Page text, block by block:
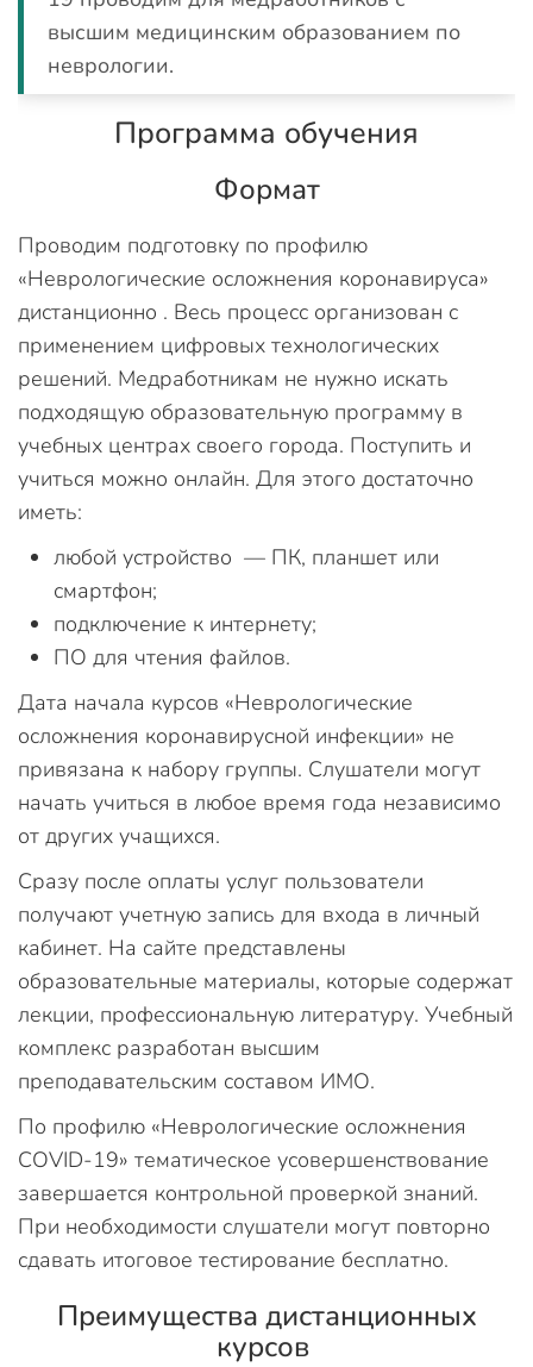
высшим медицинским образованием по
неврологии.
Программа обучения
Формат
Проводим подготовку по профилю
«Неврологические осложнения коронавируса»
дистанционно . Весь процесс организован с
применением цифровых технологических
решений. Медработникам не нужно искать
подходящую образовательную программу в
учебных центрах своего города. Поступить и
учиться можно онлайн. Для этого достаточно
иметь:
любой устройство — ПК, планшет или
смартфон;
подключение к интернету;
ПО для чтения файлов.
Дата начала курсов «Неврологические
осложнения коронавирусной инфекции» не
привязана к набору группы. Слушатели могут
начать учиться в любое время года независимо
от других учащихся.
Сразу после оплаты услуг пользователи
получают учетную запись для входа в личный
кабинет. На сайте представлены
образовательные материалы, которые содержат
лекции, профессиональную литературу. Учебный
комплекс разработан высшим
преподавательским составом ИМО.
По профилю «Неврологические осложнения
COVID-19» тематическое усовершенствование
завершается контрольной проверкой знаний.
При необходимости слушатели могут повторно
сдавать итоговое тестирование бесплатно.
Преимущества дистанционных
курсов